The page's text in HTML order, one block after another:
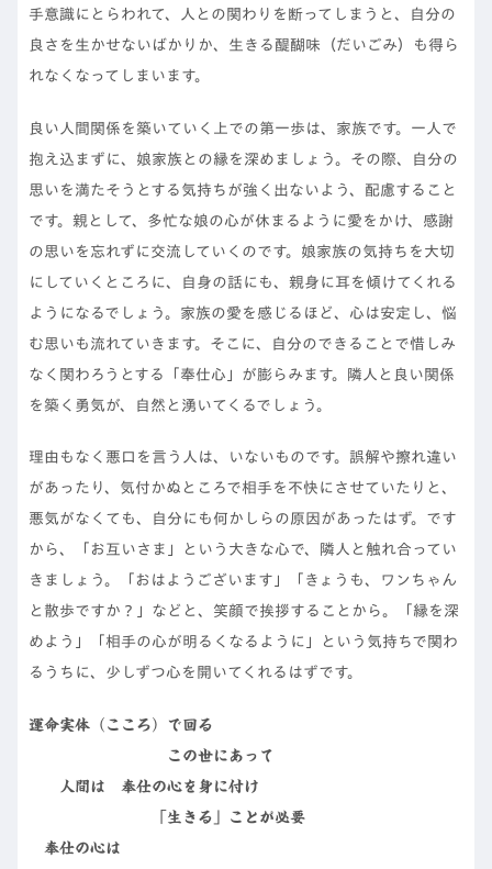
手意識にとらわれて、人との関わりを断ってしまうと、自分の
良さを生かせないばかりか、生きる醍醐味（だいごみ）も得ら
れなくなってしまいます。
良い人間関係を築いていく上での第一歩は、家族です。一人で
抱え込まずに、娘家族との縁を深めましょう。その際、自分の
思いを満たそうとする気持ちが強く出ないよう、配慮すること
です。親として、多忙な娘の心が休まるように愛をかけ、感謝
の思いを忘れずに交流していくのです。娘家族の気持ちを大切
にしていくところに、自身の話にも、親身に耳を傾けてくれる
ようになるでしょう。家族の愛を感じるほど、心は安定し、悩
む思いも流れていきます。そこに、自分のできることで惜しみ
なく関わろうとする「奉仕心」が膨らみます。隣人と良い関係
を築く勇気が、自然と湧いてくるでしょう。
理由もなく悪口を言う人は、いないものです。誤解や擦れ違い
があったり、気付かぬところで相手を不快にさせていたりと、
悪気がなくても、自分にも何かしらの原因があったはず。です
から、「お互いさま」という大きな心で、隣人と触れ合ってい
きましょう。「おはようございます」「きょうも、ワンちゃん
と散歩ですか？」などと、笑顔で挨拶することから。「縁を深
めよう」「相手の心が明るくなるように」という気持ちで関わ
るうちに、少しずつ心を開いてくれるはずです。
運命実体（こころ）で回る
この世にあって
人間は 奉仕の心を身に付け
「生きる」ことが必要
奉仕の心は